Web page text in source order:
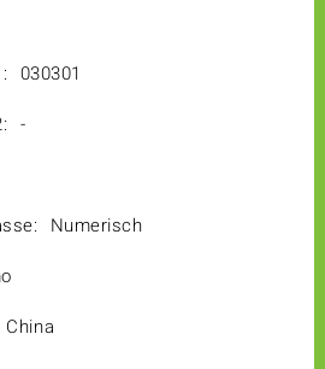
030301
-
Numerisch
China